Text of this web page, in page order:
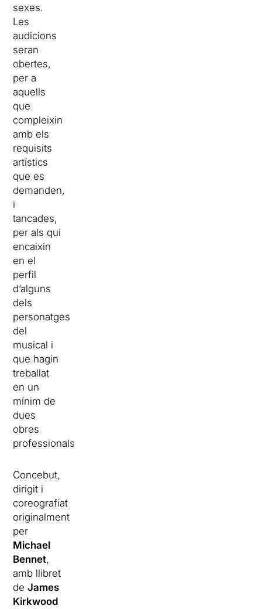
sexes.
Les
audicions
seran
obertes,
per a
aquells
que
compleixin
amb els
requisits
artístics
que es
demanden,
i
tancades,
per als qui
encaixin
en el
perfil
d’alguns
dels
personatges
del
musical i
que hagin
treballat
en un
mínim de
dues
obres
professionals.
Concebut,
dirigit i
coreografiat
originalment
per
Michael
Bennet,
amb llibret
deJames
Kirkwood